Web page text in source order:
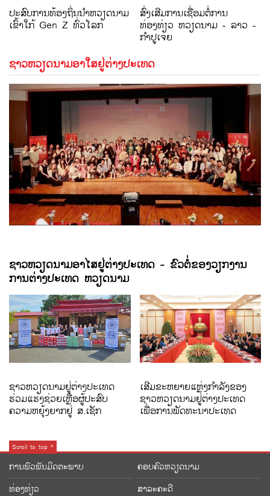
ປະສົບການທ້ອງຖິ່ນນຳຫວຽດນາມ
ເຂົ້າໃກ້ Gen Z ທົ່ວໂລກ
ສົ່ງເສີມການເຊື່ອມຕໍ່ການ
ທ່ອງທ່ຽວ ຫວຽດນາມ - ລາວ -
ກຳປູເຈຍ
ຊາວຫວຽດນາມອາໃສຢູ່ຕ່າງປະເທດ
ຊາວຫວຽດນາມອາໄສຢູ່ຕ່າງປະເທດ - ຂົວຕໍ່ຂອງວຽກງານ
ການຕ່າງປະເທດ ຫວຽດນາມ
ຊາວຫວຽດນາມຢູ່ຕ່າງປະເທດ
ຮ່ວມແຮງຊ່ວຍເຫຼືອຜູ້ປະສົບ
ຄວາມຫຍຸ້ງຍາກຢູ່ ສ.ເຊັກ
ເສີມຂະຫຍາຍແຫຼ່ງກຳລັງຂອງ
ຊາວຫວຽດນາມຢູ່ຕ່າງປະເທດ
ເພື່ອການພັດທະນາປະເທດ
Scroll to top ^
ການພົວພັນມິດຕະພາບ
ຄອບຄົວຫວຽດນາມ
ທ່ອງທ່ຽວ
ສາລະຄະດີ